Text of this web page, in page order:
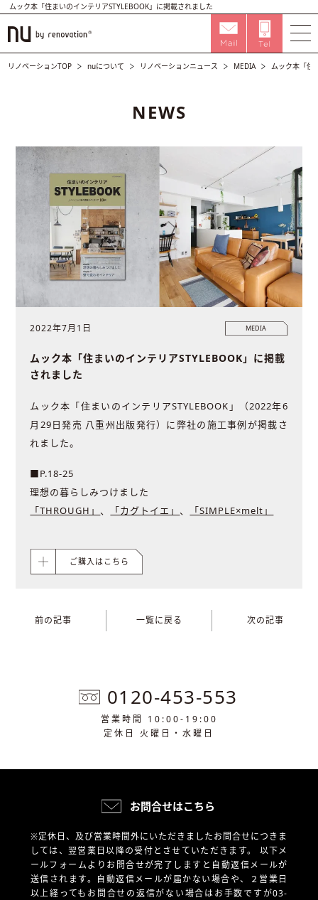
ムック本「住まいのインテリアSTYLEBOOK」に掲載されました
リノベーションTOP nuについて リノベーションニュース MEDIA ムック本「住
NEWS
MEDIA
2022年7月1日
ムック本「住まいのインテリアSTYLEBOOK」に掲載
されました
ムック本「住まいのインテリアSTYLEBOOK」（2022年6
月29日発売 八重州出版発行）に弊社の施工事例が掲載さ
れました。
■P.18-25
理想の暮らしみつけました
「THROUGH」 、 「カグトイエ」 、 「SIMPLE×melt」
ご購入はこちら
前の記事 一覧に戻る 次の記事
0120-453-553
営業時間 10:00-19:00
定休日 火曜日・水曜日
お問合せはこちら
※定休日、及び営業時間外にいただきましたお問合せにつきま
しては、翌営業日以降の受付とさせていただきます。 以下メ
ールフォームよりお問合せが完了しますと自動返信メールが
送信されます。自動返信メールが届かない場合や、
２営業日
以上経ってもお問合せの返信がない場合はお手数ですが03-